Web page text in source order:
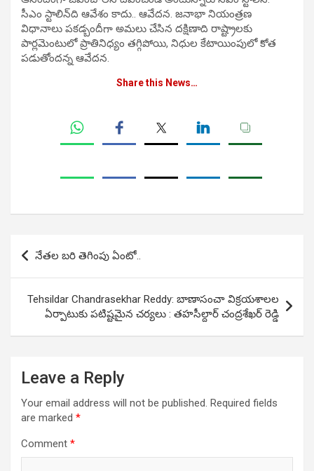
సీఎం స్టాలిన్‌ది ఆవేశం కాదు.. ఆవేదన. జనాభా నియంత్రణ
విధానాలు పకడ్బందీగా అమలు చేసిన దక్షిణాది రాష్ట్రాలకు
పార్లమెంటులో ప్రాతినిధ్యం తగ్గిపోయి, నిధుల కేటాయింపులో కోత
పడుతోందన్న ఆవేదన.
Share this News…
Post
navigation
నేతల బరి తెగింపు ఏంటో..
Tehsildar Chandrasekhar Reddy: బాణాసంచా విక్రయశాలల
ఏర్పాటుకు ప‌టిష్ట‌మైన చ‌ర్య‌లు : తహసీల్దార్ చంద్రశేఖర్ రెడ్డి
Leave a Reply
Your email address will not be published. Required fields
are marked *
Comment *